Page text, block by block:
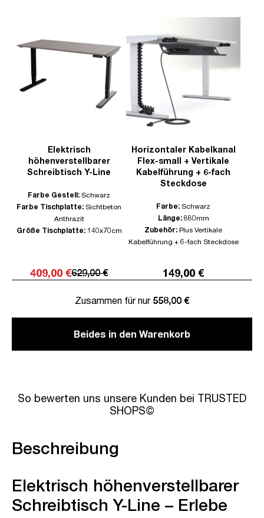
Elektrisch
höhenverstellbarer
Schreibtisch Y-Line
Farbe Gestell: Schwarz
Farbe Tischplatte: Sichtbeton
Anthrazit
Größe Tischplatte: 140x70cm
409,00 €629,00 €
Horizontaler Kabelkanal
Flex-small + Vertikale
Kabelführung + 6-fach
Steckdose
Farbe: Schwarz
Länge: 880mm
Zubehör: Plus Vertikale
Kabelführung + 6-fach Steckdose
149,00 €
Zusammen für nur 558,00 €
Beides in den Warenkorb
So bewerten uns unsere Kunden bei TRUSTED
SHOPS©
Beschreibung
Elektrisch höhenverstellbarer
Schreibtisch Y-Line – Erlebe